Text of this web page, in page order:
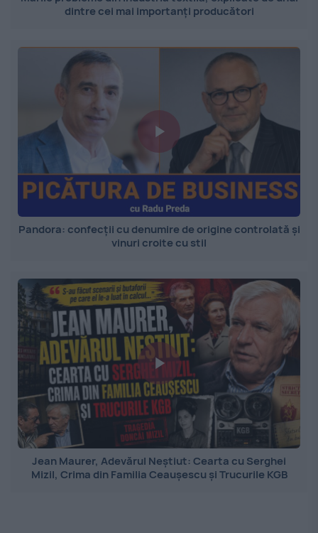
dintre cei mai importanți producători
Pandora: confecții cu denumire de origine controlată și
vinuri croite cu stil
Jean Maurer, Adevărul Neștiut: Cearta cu Serghei
Mizil, Crima din Familia Ceaușescu și Trucurile KGB